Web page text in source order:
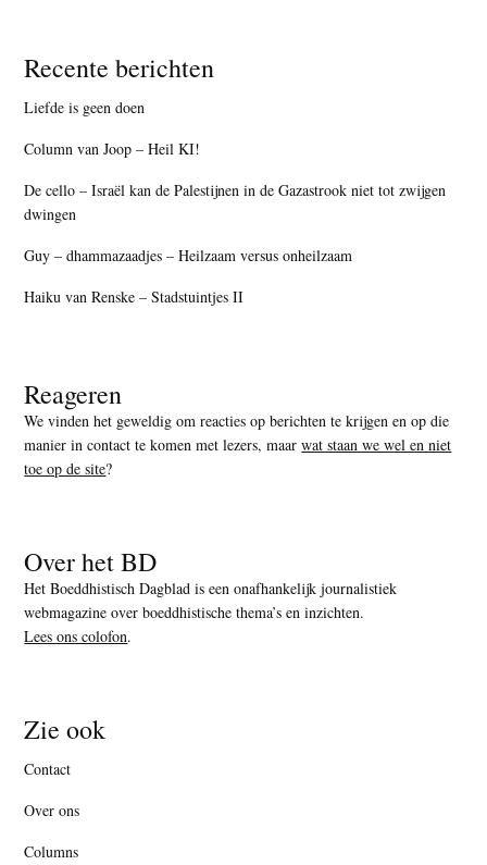
Recente berichten
Liefde is geen doen
Column van Joop – Heil KI!
De cello – Israël kan de Palestijnen in de Gazastrook niet tot zwijgen
dwingen
Guy – dhammazaadjes – Heilzaam versus onheilzaam
Haiku van Renske – Stadstuintjes II
Reageren
We vinden het geweldig om reacties op berichten te krijgen en op die
manier in contact te komen met lezers, maarwat staan we wel en niet
toe op de site?
Over het BD
Het Boeddhistisch Dagblad is een onafhankelijk journalistiek
webmagazine over boeddhistische thema’s en inzichten.
Lees ons colofon.
Zie ook
Contact
Over ons
Columns